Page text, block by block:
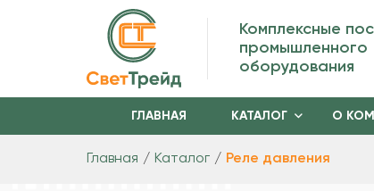
Комплексные
промышленного
оборудования
ГЛАВНАЯ КАТАЛОГ О
Главная Каталог Реле давления